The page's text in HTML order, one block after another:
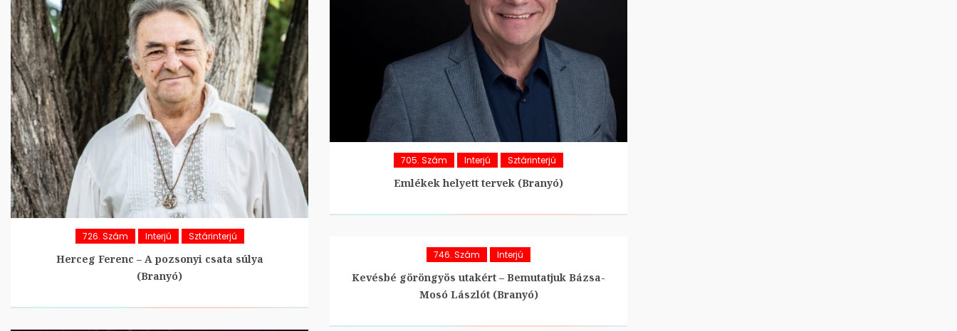
705. Szám Interjú Sztárinterjú
Emlékek helyett tervek (Branyó)
726. Szám Interjú Sztárinterjú
Herceg Ferenc – A pozsonyi csata súlya
(Branyó)
746. Szám Interjú
Kevésbé göröngyös utakért – Bemutatjuk Bázsa-
Mosó Lászlót (Branyó)